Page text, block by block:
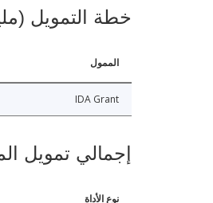
خطة التمويل
الممول
IDA Grant
إجمالي تمويل
نوع الأداة